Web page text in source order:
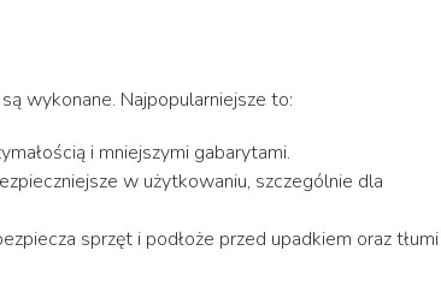
wykonane. Najpopularniejsze to:
i mniejszymi gabarytami.
w użytkowaniu, szczególnie dla
sprzęt i podłoże przed upadkiem oraz tłumi